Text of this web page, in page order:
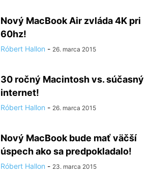
Nový MacBook Air zvláda 4K pri
60hz!
Róbert Hallon - 26. marca 2015
30 ročný Macintosh vs. súčasný
internet!
Róbert Hallon - 26. marca 2015
Nový MacBook bude mať väčší
úspech ako sa predpokladalo!
Róbert Hallon - 23. marca 2015